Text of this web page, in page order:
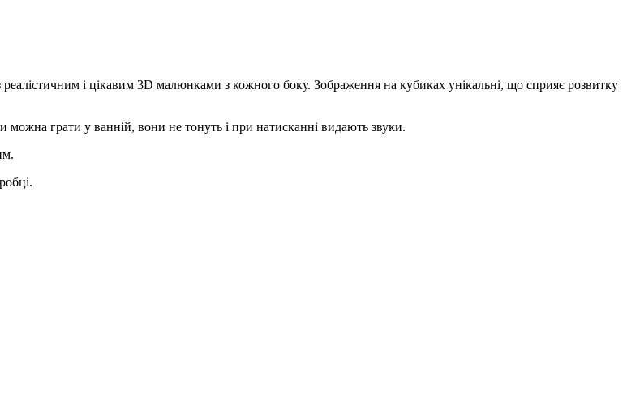
реалістичним і цікавим 3D малюнками з кожного боку. Зображення на кубиках унікальні, що сприяє розвитку
можна грати у ванній, вони не тонуть і при натисканні видають звуки.